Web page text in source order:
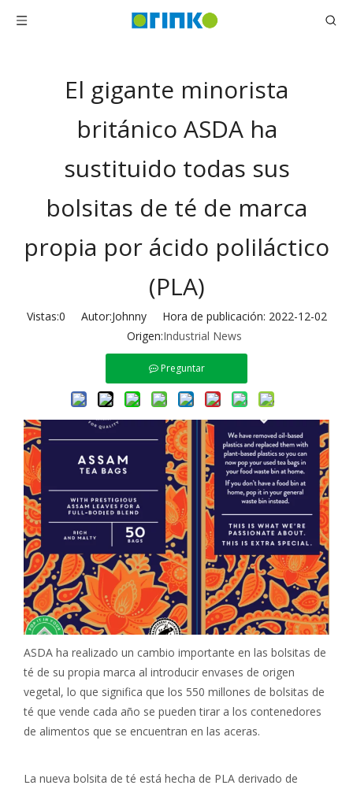
El gigante minorista
británico ASDA ha
sustituido todas sus
bolsitas de té de marca
propia por ácido poliláctico
(PLA)
Vistas:0 Autor:Johnny Hora de publicación: 2022-12-02
Origen:Industrial News
Preguntar
ASDA ha realizado un cambio importante en las bolsitas de
té de su propia marca al introducir envases de origen
vegetal, lo que significa que los 550 millones de bolsitas de
té que vende cada año se pueden tirar a los contenedores
de alimentos que se encuentran en las aceras.
La nueva bolsita de té está hecha de PLA derivado de